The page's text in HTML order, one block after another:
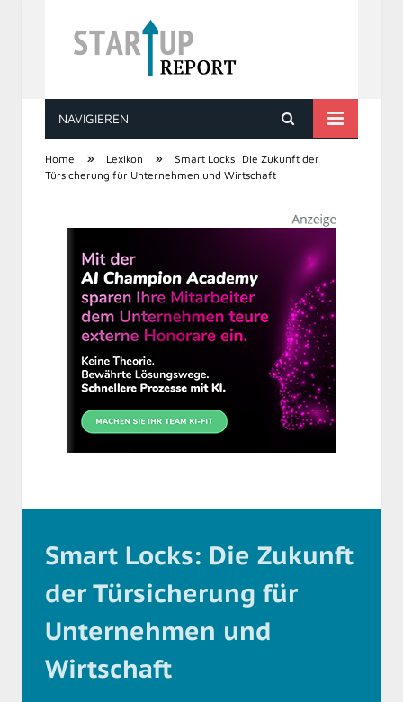
STARTUP REPORT
NAVIGIEREN
Home » Lexikon »
Smart Locks: Die Zukunft der
Türsicherung für Unternehmen und Wirtschaft
Smart Locks: Die Zukunft
der Türsicherung für
Unternehmen und
Wirtschaft